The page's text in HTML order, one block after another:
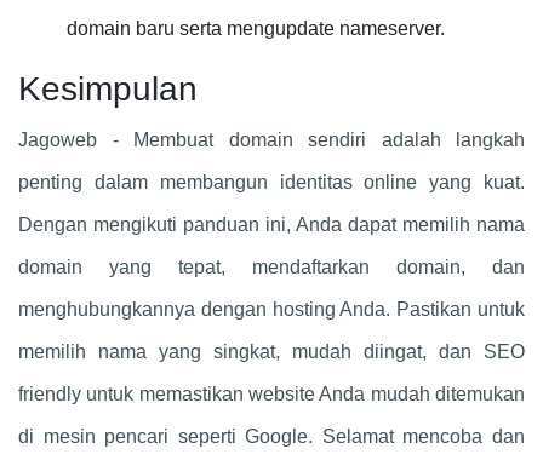
domain baru serta mengupdate nameserver.
Kesimpulan
Jagoweb - Membuat domain sendiri adalah langkah
penting dalam membangun identitas online yang kuat.
Dengan mengikuti panduan ini, Anda dapat memilih nama
domain yang tepat, mendaftarkan domain, dan
menghubungkannya dengan hosting Anda. Pastikan untuk
memilih nama yang singkat, mudah diingat, dan SEO
friendly untuk memastikan website Anda mudah ditemukan
di mesin pencari seperti Google. Selamat mencoba dan